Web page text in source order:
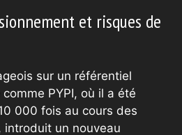
et risques de
sur un référentiel
PYPI, où il a été
000 fois au cours des
introduit un nouveau